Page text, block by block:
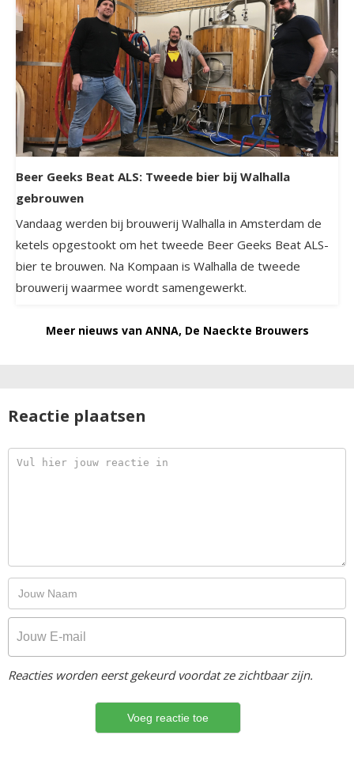
Beer Geeks Beat ALS: Tweede bier bij Walhalla
gebrouwen
Vandaag werden bij brouwerij Walhalla in Amsterdam de
ketels opgestookt om het tweede Beer Geeks Beat ALS-
bier te brouwen. Na Kompaan is Walhalla de tweede
brouwerij waarmee wordt samengewerkt.
Meer nieuws van ANNA, De Naeckte Brouwers
Reactie plaatsen
Reacties worden eerst gekeurd voordat ze zichtbaar zijn.